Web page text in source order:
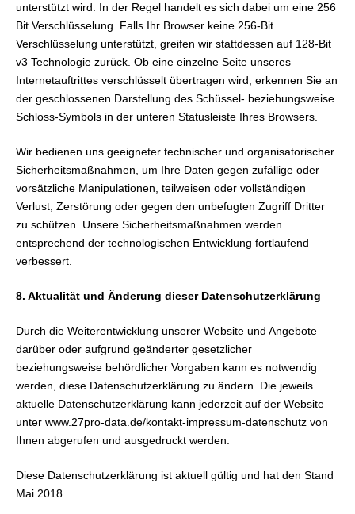
unterstützt wird. In der Regel handelt es sich dabei um eine 256
Bit Verschlüsselung. Falls Ihr Browser keine 256-Bit
Verschlüsselung unterstützt, greifen wir stattdessen auf 128-Bit
v3 Technologie zurück. Ob eine einzelne Seite unseres
Internetauftrittes verschlüsselt übertragen wird, erkennen Sie an
der geschlossenen Darstellung des Schüssel- beziehungsweise
Schloss-Symbols in der unteren Statusleiste Ihres Browsers.
Wir bedienen uns geeigneter technischer und organisatorischer
Sicherheitsmaßnahmen, um Ihre Daten gegen zufällige oder
vorsätzliche Manipulationen, teilweisen oder vollständigen
Verlust, Zerstörung oder gegen den unbefugten Zugriff Dritter
zu schützen. Unsere Sicherheitsmaßnahmen werden
entsprechend der technologischen Entwicklung fortlaufend
verbessert.
8. Aktualität und Änderung dieser Datenschutzerklärung
Durch die Weiterentwicklung unserer Website und Angebote
darüber oder aufgrund geänderter gesetzlicher
beziehungsweise behördlicher Vorgaben kann es notwendig
werden, diese Datenschutzerklärung zu ändern. Die jeweils
aktuelle Datenschutzerklärung kann jederzeit auf der Website
unter www.27pro-data.de/kontakt-impressum-datenschutz von
Ihnen abgerufen und ausgedruckt werden.
Diese Datenschutzerklärung ist aktuell gültig und hat den Stand
Mai 2018.